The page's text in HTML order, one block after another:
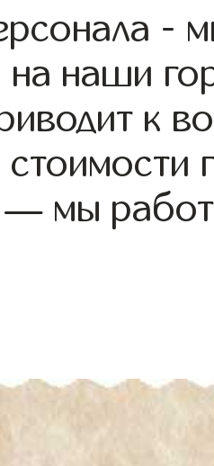
-
наши
к
— мы